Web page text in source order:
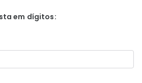
em dígitos: